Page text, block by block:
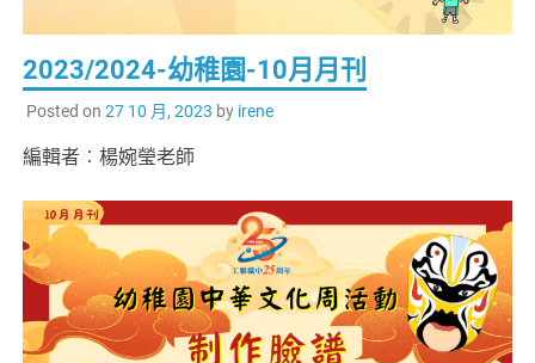
2023/2024-幼稚園-10月月刊
Posted on 27 10 月, 2023 by irene
編輯者︰楊婉瑩老師